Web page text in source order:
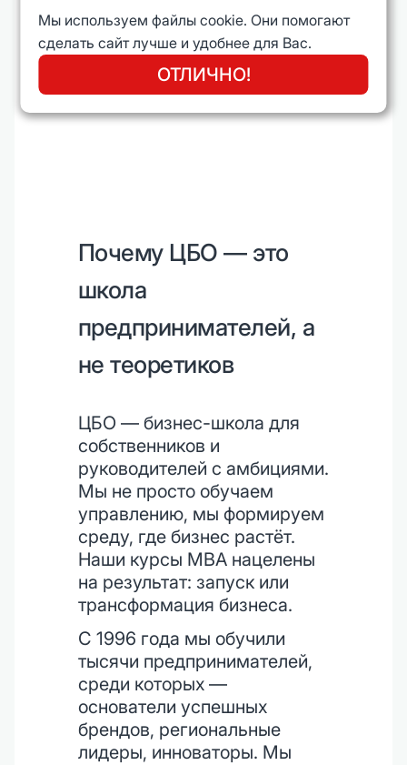
Почему ЦБО — это
школа
предпринимателей, а
не теоретиков
ЦБО — бизнес-школа для
собственников и
руководителей с амбициями.
Мы не просто обучаем
управлению, мы формируем
среду, где бизнес растёт.
Наши курсы MBA нацелены
на результат: запуск или
трансформация бизнеса.
С 1996 года мы обучили
тысячи предпринимателей,
среди которых —
основатели успешных
брендов, региональные
лидеры, инноваторы. Мы
Мы используем файлы cookie. Они помогают
сделать сайт лучше и удобнее для Вас.
ОТЛИЧНО!